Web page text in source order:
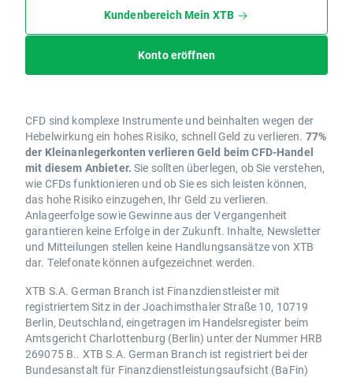
Kundenbereich Mein XTB
Konto eröffnen
CFD sind komplexe Instrumente und beinhalten wegen der
Hebelwirkung ein hohes Risiko, schnell Geld zu verlieren. 77%
der Kleinanlegerkonten verlieren Geld beim CFD-Handel
mit diesem Anbieter. Sie sollten überlegen, ob Sie verstehen,
wie CFDs funktionieren und ob Sie es sich leisten können,
das hohe Risiko einzugehen, Ihr Geld zu verlieren.
Anlageerfolge sowie Gewinne aus der Vergangenheit
garantieren keine Erfolge in der Zukunft. Inhalte, Newsletter
und Mitteilungen stellen keine Handlungsansätze von XTB
dar. Telefonate können aufgezeichnet werden.
XTB S.A. German Branch ist Finanzdienstleister mit
registriertem Sitz in der Joachimsthaler Straße 10, 10719
Berlin, Deutschland, eingetragen im Handelsregister beim
Amtsgericht Charlottenburg (Berlin) unter der Nummer HRB
269075 B.. XTB S.A. German Branch ist registriert bei der
Bundesanstalt für Finanzdienstleistungsaufsicht (BaFin)